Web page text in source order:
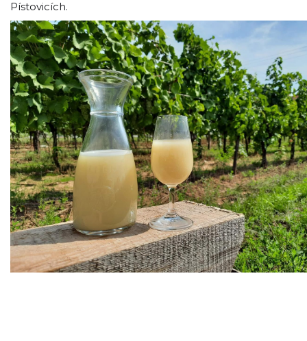
Pístovicích.